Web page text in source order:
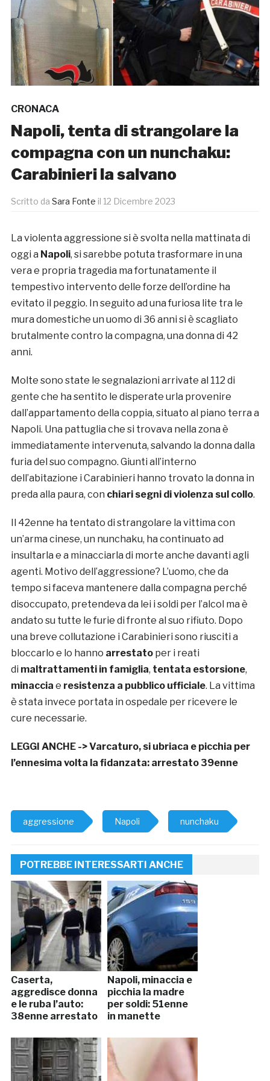
CRONACA
Napoli, tenta di strangolare la
compagna con un nunchaku:
Carabinieri la salvano
Scritto da Sara Fonte il 12 Dicembre 2023
La violenta aggressione si è svolta nella mattinata di
oggi a Napoli, si sarebbe potuta trasformare in una
vera e propria tragedia ma fortunatamente il
tempestivo intervento delle forze dell’ordine ha
evitato il peggio. In seguito ad una furiosa lite tra le
mura domestiche un uomo di 36 anni si è scagliato
brutalmente contro la compagna, una donna di 42
anni.
Molte sono state le segnalazioni arrivate al 112 di
gente che ha sentito le disperate urla provenire
dall’appartamento della coppia, situato al piano terra a
Napoli. Una pattuglia che si trovava nella zona è
immediatamente intervenuta, salvando la donna dalla
furia del suo compagno. Giunti all’interno
dell’abitazione i Carabinieri hanno trovato la donna in
preda alla paura, con chiari segni di violenza sul collo.
Il 42enne ha tentato di strangolare la vittima con
un’arma cinese, un nunchaku, ha continuato ad
insultarla e a minacciarla di morte anche davanti agli
agenti. Motivo dell’aggressione? L’uomo, che da
tempo si faceva mantenere dalla compagna perché
disoccupato, pretendeva da lei i soldi per l’alcol ma è
andato su tutte le furie di fronte al suo rifiuto. Dopo
una breve collutazione i Carabinieri sono riusciti a
bloccarlo e lo hanno arrestato per i reati
di maltrattamenti in famiglia, tentata estorsione,
minaccia e resistenza a pubblico ufficiale. La vittima
è stata invece portata in ospedale per ricevere le
cure necessarie.
LEGGI ANCHE ->Varcaturo, si ubriaca e picchia per
l’ennesima volta la fidanzata: arrestato 39enne
aggressione Napoli nunchaku
POTREBBE INTERESSARTI ANCHE
Caserta,
aggredisce donna
e le ruba l’auto:
38enne arrestato
Napoli, minaccia e
picchia la madre
per soldi: 51enne
in manette